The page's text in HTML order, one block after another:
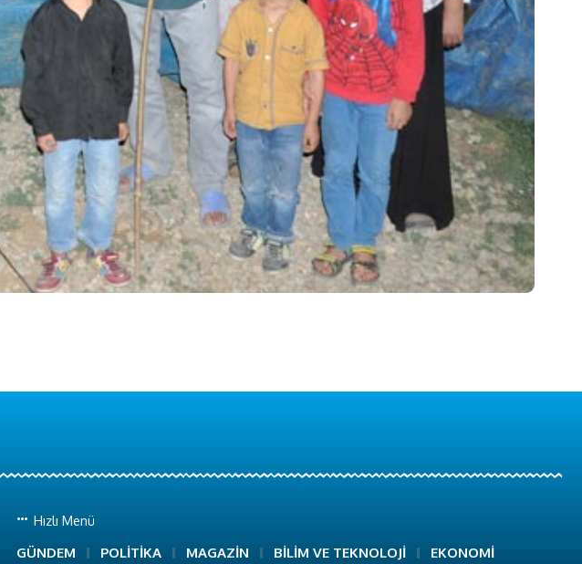
Hızlı Menü
GÜNDEM POLİTİKA MAGAZİN BİLİM VE TEKNOLOJİ EKONOMİ